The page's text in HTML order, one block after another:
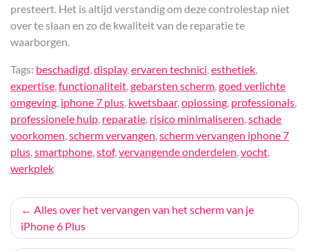
presteert. Het is altijd verstandig om deze controlestap niet
over te slaan en zo de kwaliteit van de reparatie te
waarborgen.
Tags: beschadigd,display,ervaren technici,esthetiek,
expertise,functionaliteit,gebarsten scherm,goed verlichte
omgeving, iphone 7 plus, kwetsbaar,oplossing, professionals,
professionele hulp, reparatie, risico minimaliseren,schade
voorkomen,scherm vervangen,scherm vervangen iphone 7
plus,smartphone,stof,vervangende onderdelen,vocht,
werkplek
Bericht
navigatie
Alles over het vervangen van het scherm van je
iPhone 6 Plus